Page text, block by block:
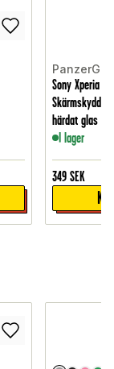
Sony Xperia 5
Skärmskydd i
härdat glas -
I lager
349 SEK